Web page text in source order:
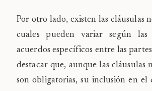
Por otro lado, existen las cláusulas
cuales pueden variar según las
acuerdos específicos entre las
destacar que, aunque las cláusulas
son obligatorias, su inclusión en el